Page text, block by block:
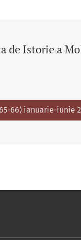
de Istorie a
66) ianuarie-iunie